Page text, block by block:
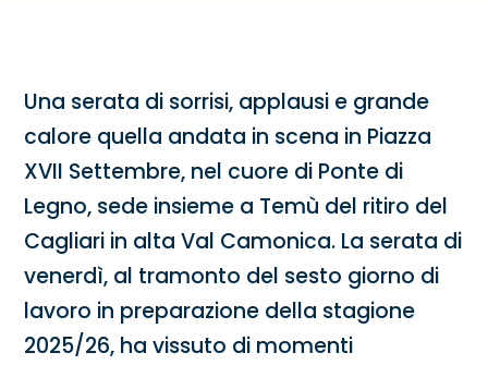
Una serata di sorrisi, applausi e grande
calore quella andata in scena in Piazza
XVII Settembre, nel cuore di Ponte di
Legno, sede insieme a Temù del ritiro del
Cagliari in alta Val Camonica. La serata di
venerdì, al tramonto del sesto giorno di
lavoro in preparazione della stagione
2025/26, ha vissuto di momenti